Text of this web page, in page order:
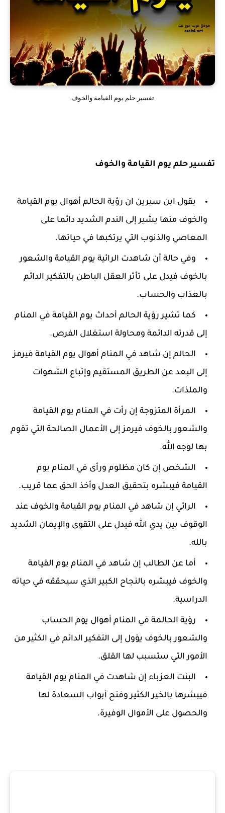
تفسير حلم يوم القيامة والخوف
تفسير حلم يوم القيامة والخوف
يقول ابن سيرين ان رؤية الحالم أهوال يوم القيامة
والخوف منها يشير إلى الندم الشديد دائما على
المعاصي والذنوب التي يرتكبها في حياتها.
وفي حالة أن شاهدت الرائية يوم القيامة والشعور
بالخوف فيدل على تأثر العقل الباطن بالتفكير الدائم
بالعذاب والحساب.
كما تشير رؤية الحالم أحداث يوم القيامة في المنام
إلى قدرته الدائمة ومحاولة استغلال الفرص.
الحالم إن شاهد في المنام أهوال يوم القيامة فيرمز
إلى البعد عن الطريق المستقيم وإتباع الشهوات
والملذات.
المرأة المتزوجة إن رأت في المنام يوم القيامة
والشعور بالخوف فيرمز إلى الأعمال الصالحة التي تقوم
بها لوجه الله.
الشخص إن كان مظلوم ورأى في المنام يوم
القيامة فيبشره بتحقيق العدل وأخذ الحق عما قريب.
الرائي إن شاهد في المنام يوم القيامة والخوف عند
الوقوف بين يدي الله فيدل على التقوى والإيمان الشديد
بالله.
أما عن الطالب إن شاهد في المنام يوم القيامة
والخوف فيبشره بالنجاح الكبير الذي سيحققه في حياته
الدراسية.
رؤية الحالمة في المنام أهوال يوم الحساب
والشعور بالخوف يؤول إلى التفكير الدائم في الكثير من
الأمور التي ستسبب لها القلق.
البنت العزباء إن شاهدت في المنام يوم القيامة
فيبشرها بالخير الكثير وفتح أبواب السعادة لها
والحصول على الأموال الوفيرة.